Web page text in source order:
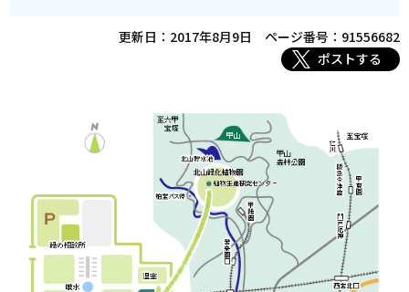
更新日：2017年8月9日
ページ番号：91556682
ポストする